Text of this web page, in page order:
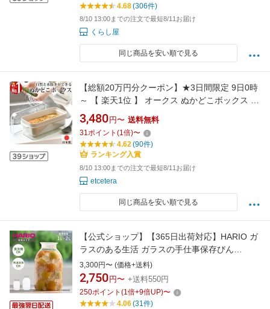
4.68(306件)
8/10 13:00までの注文で最短8/11お届け
くらし屋
同じ商品を安い順で見る
【総額20万円分クーポン】★3日間限定 9日0時
～ 【 楽天1位 】 オークス ぬかどこボックス ぬ
か床ボックス ぬか漬け 容器 冷蔵庫 水取り器 糠
漬け容器 水抜き 糠漬け 漬物容器 漬物 漬け物
卓上 漬物器 収納 容器 透明 キッチン用品 調理
器具 キッチン 調理 保管 保管容器 プ
3,480 円〜 送料無料
31ポイント (1倍)〜
4.62(90件)
ランキング入賞
8/10 13:00までの注文で最短8/11お届け
etcetera
同じ商品を安い順で見る
【公式ショップ】【365日出荷対応】HARIO ガ
ラスのある生活 ガラスの手仕事保存びん
1000ml 2000ml ハリオ 公式 漬物容器 漬物 梅ポ
ット 梅酒瓶 果実酒瓶 保存容器 調味料入れ 日本
製 キッチン おしゃれ 梅酒 保存容器 梅 ビネガ
ー 梅干し 漬ける 容器 瓶
3,300円〜 (価格+送料)
2,750 円〜 +送料550円
250ポイント (1倍+9倍UP)〜
4.06(31件)